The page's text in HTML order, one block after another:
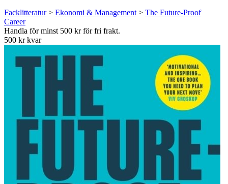
Facklitteratur> Ekonomi & Management > The Future-Proof
Career
Handla för minst 500 kr för fri frakt.
500 kr kvar